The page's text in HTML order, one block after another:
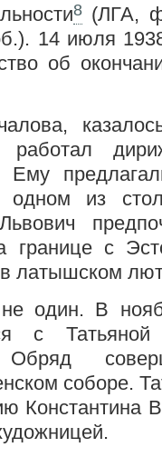
8(ЛГА,
14 июля
об
работал
Ему
из
границе с
в латышском
один. В
с Татьяной
Обряд
соборе.
Константина